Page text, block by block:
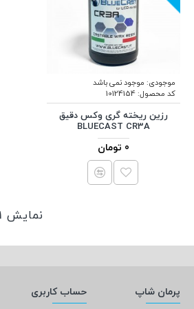
موجودی: موجود نمی باشد
کد محصول:10124154
رزین ریخته گری وکس دقیق
BLUECAST CR3A
0 تومان
نمایش 1 تا 1 از 1 (1 صفحه)
پرمان شاپ
حساب کاربری